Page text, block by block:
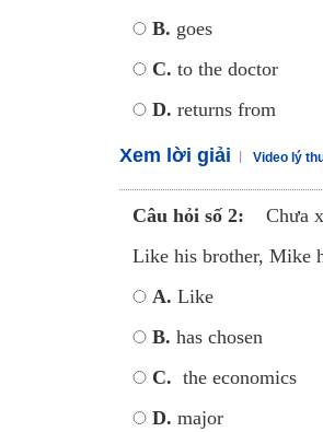
B. goes
C. to the doctor
D. returns from
Xem lời giải Video lý
Câu hỏi số 2:
Chưa
Like his brother, Mike
A. Like
B. has chosen
C. the economics
D. major